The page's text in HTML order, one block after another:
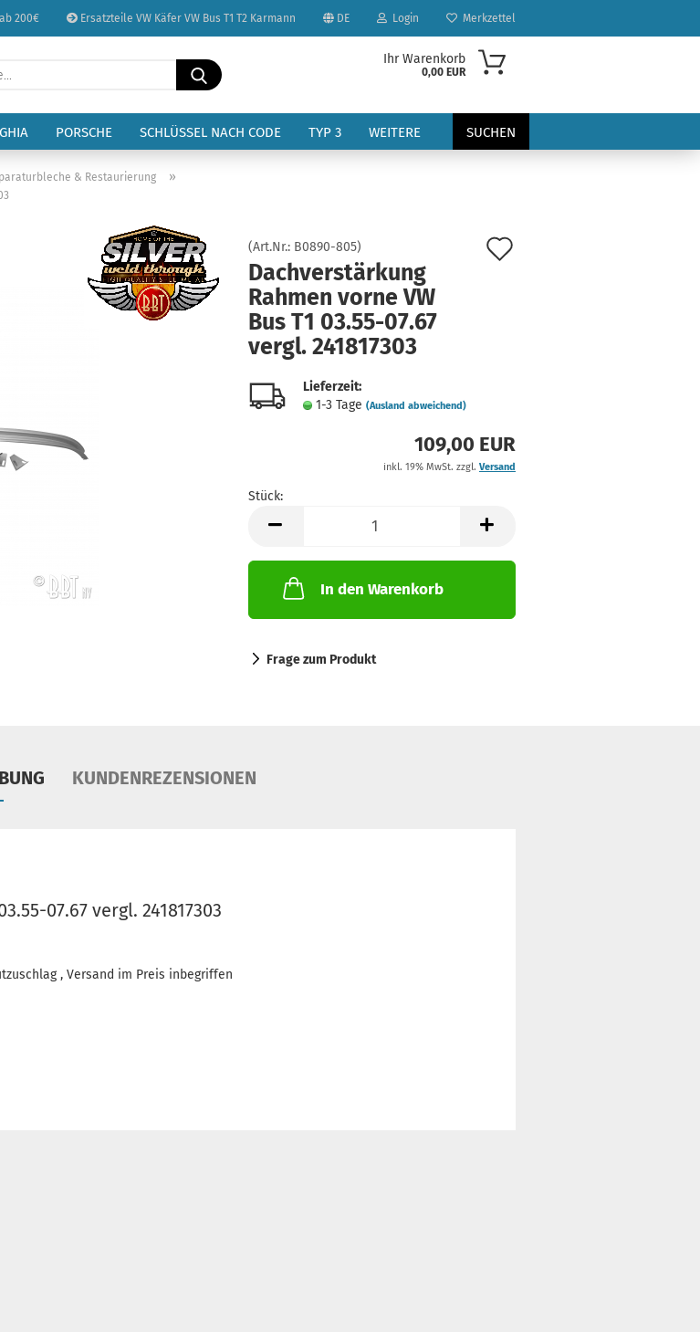
200€ Ersatzteile VW Käfer VW Bus T1 T2 Karmann DE
Sprache auswählen
Lieferland
Login
Konto erstellen
Passwort vergessen?
Merkzettel
Suche...
Ihr Warenkorb
0,00 EUR
PORSCHE SCHLÜSSEL NACH CODE TYP 3 SUCHEN
WEITERE
& Restaurierung »
(Art.Nr.: B0890-805)
Dachverstärkung
Rahmen vorne VW
Bus T1 03.55-07.67
vergl. 241817303
Lieferzeit:
1-3 Tage (Ausland abweichend)
109,00 EUR
inkl. 19% MwSt. zzgl. Versand
Stück:
Stück
In den Warenkorb
Frage zum Produkt
KUNDENREZENSIONEN
07.67 vergl. 241817303
, Versand im Preis inbegriffen